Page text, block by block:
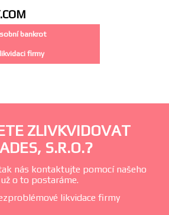
bankrot
firmy
ZLIVKVIDOVAT
S.R.O.?
nás kontaktujte pomocí našeho
o to postaráme.
likvidace firmy